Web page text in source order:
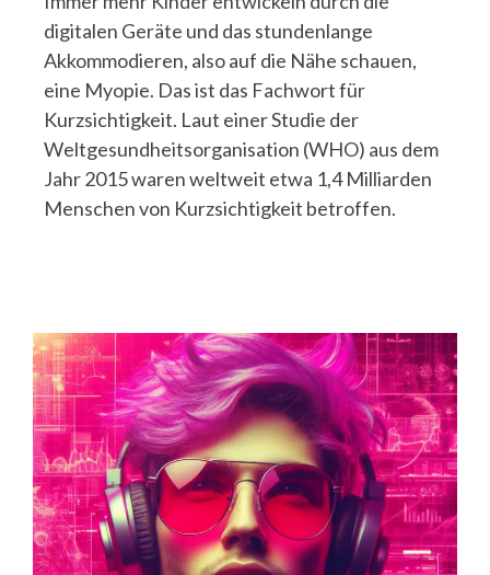
digitalen Geräte und das stundenlange
Akkommodieren, also auf die Nähe schauen,
eine Myopie. Das ist das Fachwort für
Kurzsichtigkeit. Laut einer Studie der
Weltgesundheitsorganisation (WHO) aus dem
Jahr 2015 waren weltweit etwa 1,4 Milliarden
Menschen von Kurzsichtigkeit betroffen.